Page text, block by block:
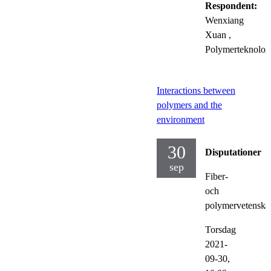
Respondent:
Wenxiang
Xuan ,
Interactions between
polymers and the
environment
30
sep
Disputationer
Fiber-
och
Torsdag
2021-
09-30,